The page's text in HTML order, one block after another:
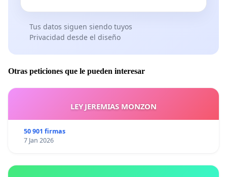
Tus datos siguen siendo tuyos
Privacidad desde el diseño
Otras peticiones que le pueden interesar
LEY JEREMIAS MONZON
50 901 firmas
7 Jan 2026